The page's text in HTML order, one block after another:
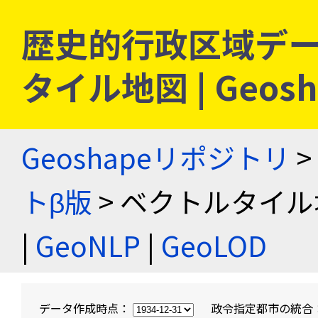
歴史的行政区域デ
タイル地図 |
Geoshapeリポジトリ >
トβ版 > ベクトルタイ
| GeoNLP | GeoLOD
データ作成時点： 政令指定都市の統